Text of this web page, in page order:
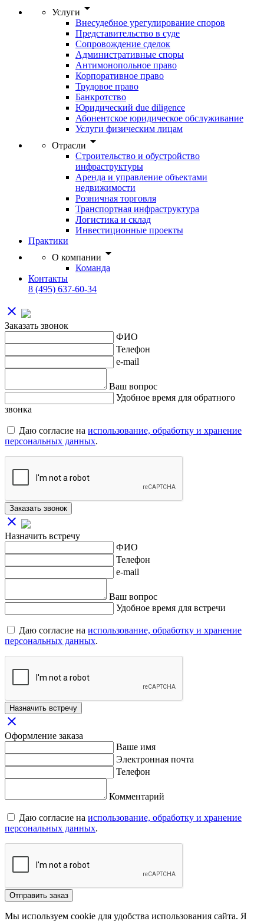
Услуги arrow_drop_down
Внесудебное урегулирование споров
Представительство в суде
Сопровождение сделок
Административные споры
Антимонопольное право
Корпоративное право
Трудовое право
Банкротство
Юридический due diligence
Абонентское юридическое обслуживание
Услуги физическим лицам
Отрасли arrow_drop_down
Строительство и обустройство
инфраструктуры
Аренда и управление объектами
недвижимости
Розничная торговля
Транспортная инфраструктура
Логистика и склад
Инвестиционные проекты
Практики
О компании arrow_drop_down
Команда
Контакты
8 (495) 637-60-34
close
Заказать звонок
ФИО
Телефон
e-mail
Ваш вопрос
Удобное время для обратного
звонка
Даю согласие на использование, обработку и хранение
персональных данных.
Заказать звонок
close
Назначить встречу
ФИО
Телефон
e-mail
Ваш вопрос
Удобное время для встречи
Даю согласие на использование, обработку и хранение
персональных данных.
Назначить встречу
close
Оформление заказа
Ваше имя
Электронная почта
Телефон
Комментарий
Даю согласие на использование, обработку и хранение
персональных данных.
Отправить заказ
Мы используем cookie для удобства использования сайта. Я